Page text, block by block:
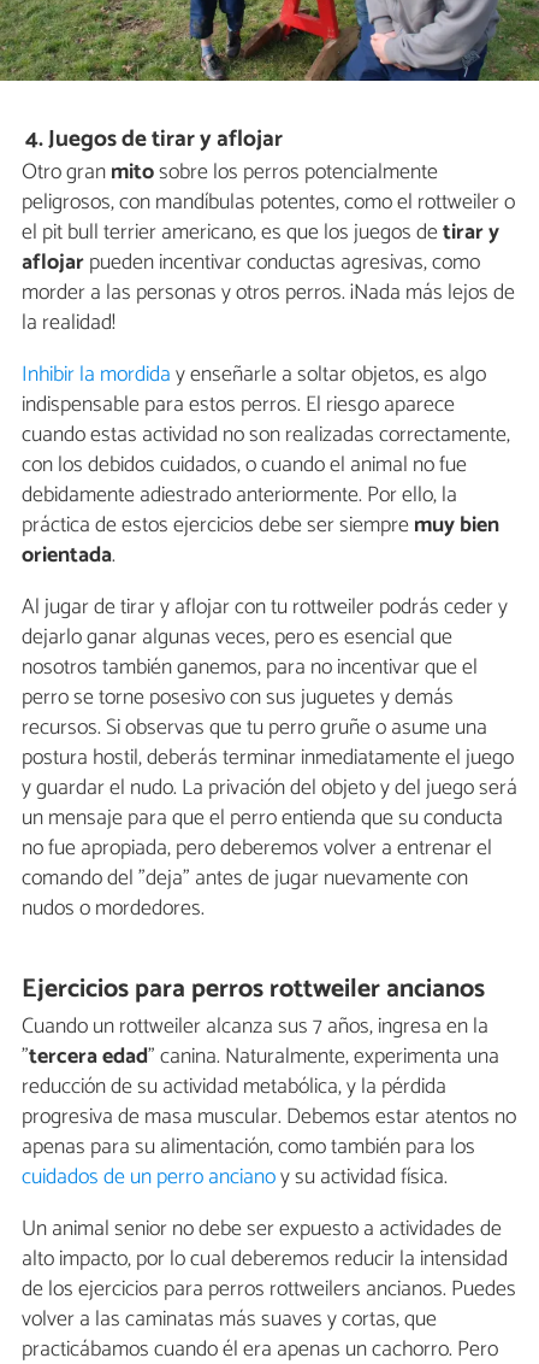
4. Juegos de tirar y aflojar
Otro granmitosobre los perros potencialmente
peligrosos, con mandíbulas potentes, como el rottweiler o
el pit bull terrier americano, es que los juegos detirar y
aflojarpueden incentivar conductas agresivas, como
morder a las personas y otros perros. ¡Nada más lejos de
la realidad!
Inhibir la mordiday enseñarle a soltar objetos, es algo
indispensable para estos perros. El riesgo aparece
cuando estas actividad no son realizadas correctamente,
con los debidos cuidados, o cuando el animal no fue
debidamente adiestrado anteriormente. Por ello, la
práctica de estos ejercicios debe ser siempremuy bien
orientada.
Al jugar de tirar y aflojar con tu rottweiler podrás ceder y
dejarlo ganar algunas veces, pero es esencial que
nosotros también ganemos, para no incentivar que el
perro se torne posesivo con sus juguetes y demás
recursos. Si observas que tu perro gruñe o asume una
postura hostil, deberás terminar inmediatamente el juego
y guardar el nudo. La privación del objeto y del juego será
un mensaje para que el perro entienda que su conducta
no fue apropiada, pero deberemos volver a entrenar el
comando del "deja" antes de jugar nuevamente con
nudos o mordedores.
Ejercicios para perros rottweiler ancianos
Cuando un rottweiler alcanza sus 7 años, ingresa en la
"tercera edad" canina. Naturalmente, experimenta una
reducción de su actividad metabólica, y la pérdida
progresiva de masa muscular. Debemos estar atentos no
apenas para su alimentación, como también para los
cuidados de un perro ancianoy su actividad física.
Un animal senior no debe ser expuesto a actividades de
alto impacto, por lo cual deberemos reducir la intensidad
de los ejercicios para perros rottweilers ancianos. Puedes
volver a las caminatas más suaves y cortas, que
practicábamos cuando él era apenas un cachorro. Pero